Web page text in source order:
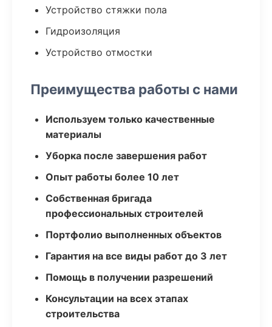
Устройство стяжки пола
Гидроизоляция
Устройство отмостки
Преимущества работы с нами
Используем только качественные
материалы
Уборка после завершения работ
Опыт работы более 10 лет
Собственная бригада
профессиональных строителей
Портфолио выполненных объектов
Гарантия на все виды работ до 3 лет
Помощь в получении разрешений
Консультации на всех этапах
строительства